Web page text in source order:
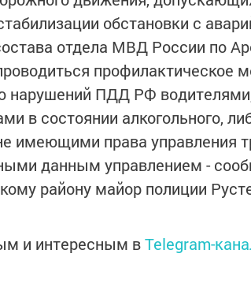
обстановки с
отдела МВД России по
профилактическое
нарушений ПДД РФ
в состоянии алкогольного,
имеющими права управления
данным управлением -
району майор полиции
и интересным вTelegram-